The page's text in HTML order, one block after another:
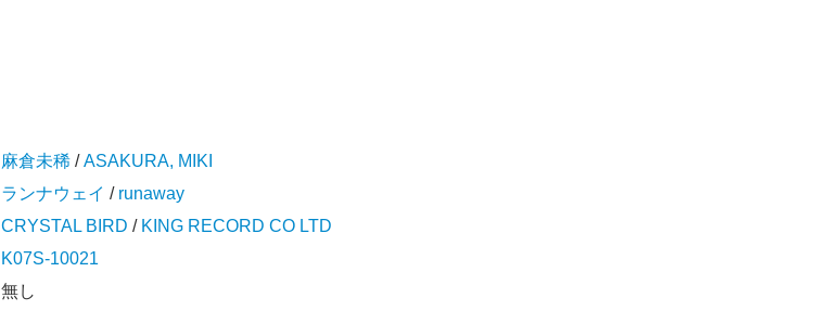
麻倉未稀 /ASAKURA, MIKI
ランナウェイ / runaway
CRYSTAL BIRD / KING RECORD CO LTD
K07S-10021
無し